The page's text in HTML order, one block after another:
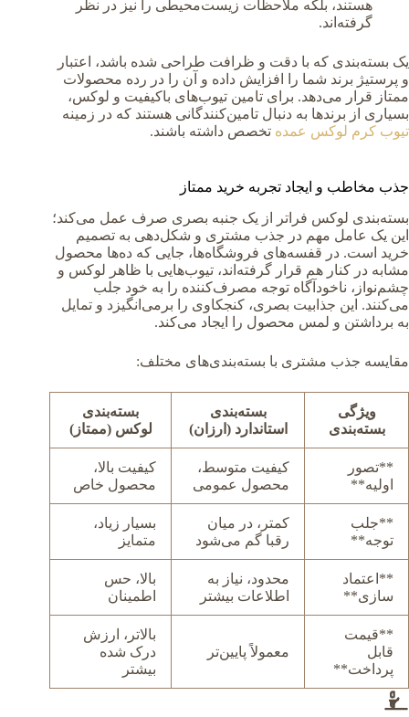
هستند، بلکه ملاحظات زیست‌محیطی را نیز در نظر
گرفته‌اند.
یک بسته‌بندی که با دقت و ظرافت طراحی شده باشد، اعتبار
و پرستیژ برند شما را افزایش داده و آن را در رده محصولات
ممتاز قرار می‌دهد. برای تامین تیوب‌های باکیفیت و لوکس،
بسیاری از برندها به دنبال تامین‌کنندگانی هستند که در زمینه
تیوب کرم لوکس عمده تخصص داشته باشند.
جذب مخاطب و ایجاد تجربه خرید ممتاز
بسته‌بندی لوکس فراتر از یک جنبه بصری صرف عمل می‌کند؛
این یک عامل مهم در جذب مشتری و شکل‌دهی به تصمیم
خرید است. در قفسه‌های فروشگاه‌ها، جایی که ده‌ها محصول
مشابه در کنار هم قرار گرفته‌اند، تیوب‌هایی با ظاهر لوکس و
چشم‌نواز، ناخودآگاه توجه مصرف‌کننده را به خود جلب
می‌کنند. این جذابیت بصری، کنجکاوی را برمی‌انگیزد و تمایل
به برداشتن و لمس محصول را ایجاد می‌کند.
مقایسه جذب مشتری با بسته‌بندی‌های مختلف:
ویژگی
بسته‌بندی
بسته‌بندی
استاندارد (ارزان)
بسته‌بندی
لوکس (ممتاز)
**تصور
اولیه**
کیفیت متوسط،
محصول عمومی
کیفیت بالا،
محصول خاص
**جلب
توجه**
کمتر، در میان
رقبا گم می‌شود
بسیار زیاد،
متمایز
**اعتماد
سازی**
محدود، نیاز به
اطلاعات بیشتر
بالا، حس
اطمینان
**قیمت
قابل
پرداخت**
معمولاً پایین‌تر
بالاتر، ارزش
درک شده
بیشتر